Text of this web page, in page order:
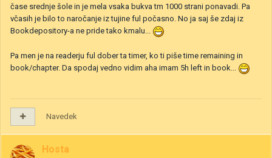
čase srednje šole in je mela vsaka bukva tm 1000 strani ponavadi. Pa
včasih je bilo to naročanje iz tujine ful počasno. No ja saj še zdaj iz
Bookdepository-a ne pride tako kmalu...
Pa men je na readerju ful dober ta timer, ko ti piše time remaining in
book/chapter. Da spodaj vedno vidim aha imam 5h left in book...
Navedek
Hosta